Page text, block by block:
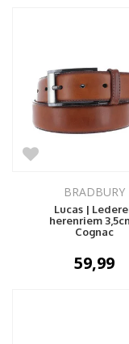
BRADBURY
Lucas |
herenriem
Cognac
59,99